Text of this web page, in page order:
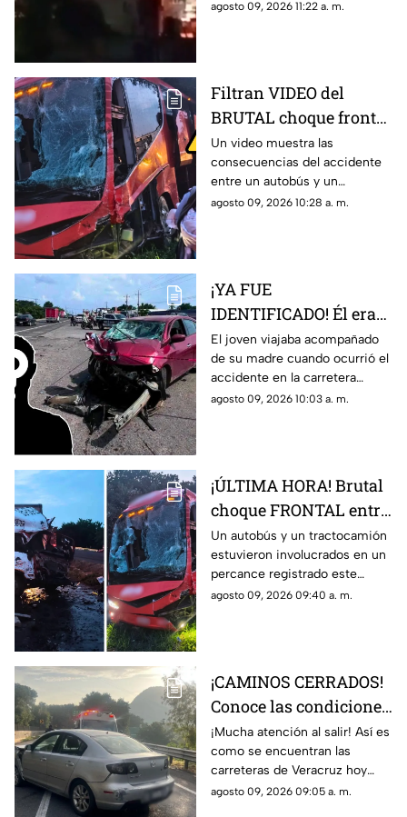
de Xalapa; vecinos se
agosto 09, 2026 11:22 a. m.
Filtran VIDEO del
BRUTAL choque frontal
entre autobús de
pasajeros y
tractocamión en
Veracruz
Un video muestra las
consecuencias del accidente
entre un autobús y un
tractocamión en la carretera
agosto 09, 2026 10:28 a. m.
¡YA FUE
IDENTIFICADO! Él era
el joven que falleció
mientras viajaba con
su madre en carretera
de Veracruz
El joven viajaba acompañado
de su madre cuando ocurrió el
accidente en la carretera
Tierra Blanca-Las Tinajas;
agosto 09, 2026 10:03 a. m.
¡ÚLTIMA HORA! Brutal
choque FRONTAL entre
autobús de pasajeros y
tractocamión deja
varios heridos en
Veracruz
Un autobús y un tractocamión
estuvieron involucrados en un
percance registrado este
domingo; esto se sabe.
agosto 09, 2026 09:40 a. m.
¡CAMINOS CERRADOS!
Conoce las condiciones
de las carreteras de
Veracruz hoy 9 de
agosto 2026
¡Mucha atención al salir! Así es
como se encuentran las
carreteras de Veracruz hoy
domingo 9 de agosto 2026,
agosto 09, 2026 09:05 a. m.